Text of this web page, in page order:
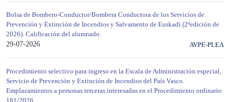
Bolsa de Bombero-Conductor/Bombera Conductora de los Servicios de
Prevención y Extinción de Incendios y Salvamento de Euskadi (2ªedición de
2026). Calificación del alumnado.
29-07-2026
AVPE-PLEA
Procedimiento selectivo para ingreso en la Escala de Administración especial,
Servicio de Prevención y Extinción de Incendios del País Vasco.
Emplazamientos a personas terceras interesadas en el Procedimiento ordinario
181/2026.